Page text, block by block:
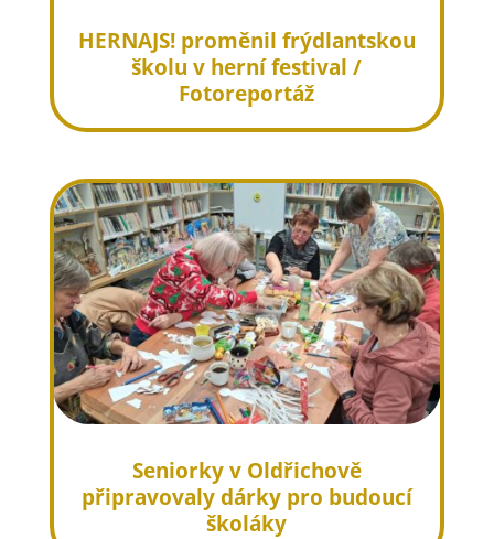
HERNAJS! proměnil frýdlantskou
školu v herní festival /
Fotoreportáž
Seniorky v Oldřichově
připravovaly dárky pro budoucí
školáky